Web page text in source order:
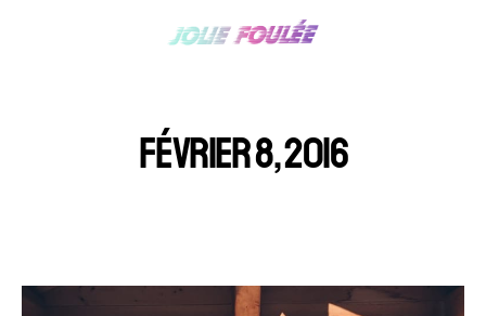
FÉVRIER 8, 2016